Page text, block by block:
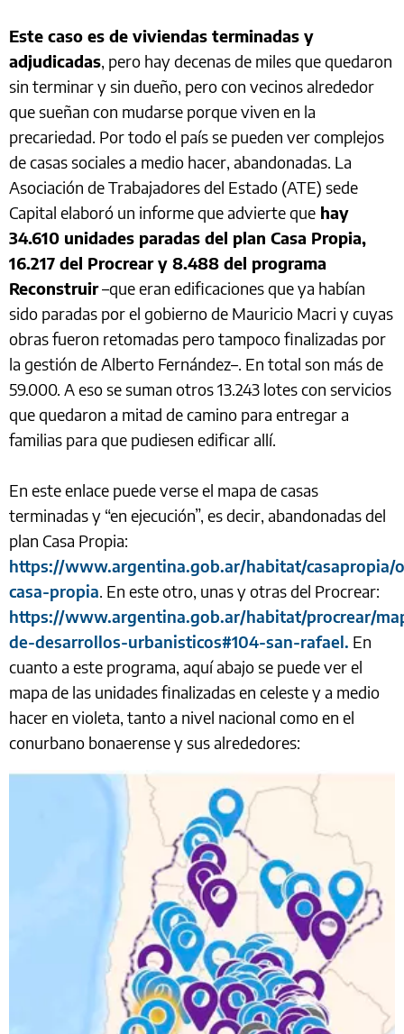
Este caso es de viviendas terminadas y
adjudicadas, pero hay decenas de miles que quedaron
sin terminar y sin dueño, pero con vecinos alrededor
que sueñan con mudarse porque viven en la
precariedad. Por todo el país se pueden ver complejos
de casas sociales a medio hacer, abandonadas. La
Asociación de Trabajadores del Estado (ATE) sede
Capital elaboró un informe que advierte que hay
34.610 unidades paradas del plan Casa Propia,
16.217 del Procrear y 8.488 del programa
Reconstruir–que eran edificaciones que ya habían
sido paradas por el gobierno de Mauricio Macri y cuyas
obras fueron retomadas pero tampoco finalizadas por
la gestión de Alberto Fernández–. En total son más de
59.000. A eso se suman otros 13.243 lotes con servicios
que quedaron a mitad de camino para entregar a
familias para que pudiesen edificar allí.
En este enlace puede verse el mapa de casas
terminadas y “en ejecución”, es decir, abandonadas del
plan Casa Propia:
https://www.argentina.gob.ar/habitat/casapropia/
casa-propia. En este otro, unas y otras del Procrear:
https://www.argentina.gob.ar/habitat/procrear/
de-desarrollos-urbanisticos#104-san-rafael. En
cuanto a este programa, aquí abajo se puede ver el
mapa de las unidades finalizadas en celeste y a medio
hacer en violeta, tanto a nivel nacional como en el
conurbano bonaerense y sus alrededores: